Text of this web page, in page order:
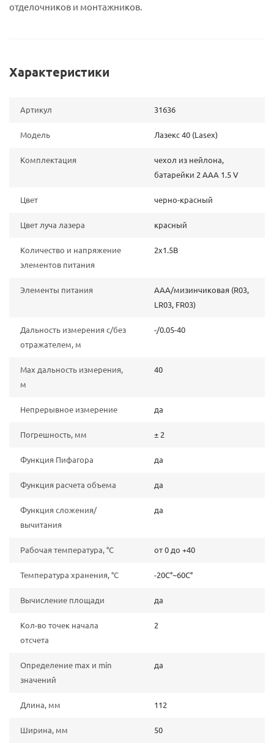
отделочников и монтажников.
Характеристики
Артикул 31636
Модель Лазекс 40 (Lasex)
Комплектация
чехол из нейлона,
батарейки 2 ААА 1.5 V
Цвет черно-красный
Цвет луча лазера красный
Количество и напряжение
элементов питания
2х1.5В
Элементы питания
AAA/мизинчиковая (R03,
LR03, FR03)
Дальность измерения с/без
отражателем, м
-/0.05-40
Мах дальность измерения,
м
40
Непрерывное измерение да
Погрешность, мм ± 2
Функция Пифагора да
Функция расчета объема да
Функция сложения/
вычитания
да
Рабочая температура, °C от 0 до +40
Температура хранения, °C -20C°~60C°
Вычисление площади да
Кол-во точек начала
отсчета
2
Определение mах и min
значений
да
Длина, мм 112
Ширина, мм 50